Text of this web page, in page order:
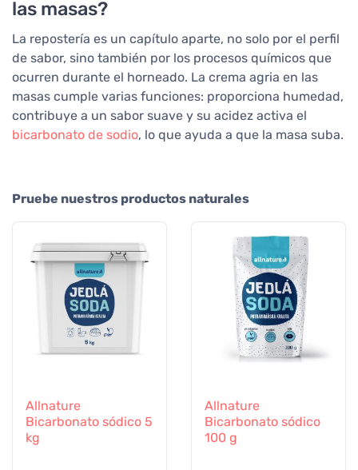
las masas?
La repostería es un capítulo aparte, no solo por el perfil
de sabor, sino también por los procesos químicos que
ocurren durante el horneado. La crema agria en las
masas cumple varias funciones: proporciona humedad,
contribuye a un sabor suave y su acidez activa el
bicarbonato de sodio, lo que ayuda a que la masa suba.
Pruebe nuestros productos naturales
Allnature
Bicarbonato sódico 5
kg
Allnature
Bicarbonato sódico
100 g